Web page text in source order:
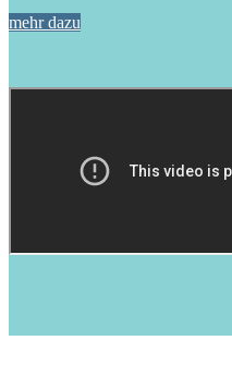
mehr dazu